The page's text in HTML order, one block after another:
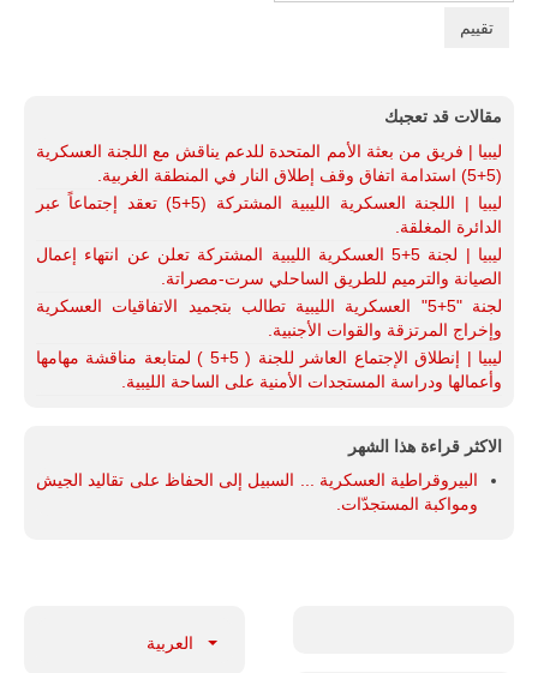
جديد لإمكانية
تقريب
المسافات بين
المؤسستين
شرق البلاد
وغربها، وسط
حضور دولي
تقوده الولايات
مباشرة مع
أطراف ليبية
مقالات قد تعجبك
ليبيا | فريق من بعثة الأمم المتحدة للدعم يناقش مع اللجنة العسكرية
(5+5) استدامة اتفاق وقف إطلاق النار في المنطقة الغربية.
ليبيا | اللجنة العسكرية الليبية المشتركة (5+5) تعقد إجتماعاً عبر
الدائرة المغلقة.
ليبيا | لجنة 5+5 العسكرية الليبية المشتركة تعلن عن انتهاء إعمال
الصيانة والترميم للطريق الساحلي سرت-مصراتة.
لجنة "5+5" العسكرية الليبية تطالب بتجميد الاتفاقيات العسكرية
وإخراج المرتزقة والقوات الأجنبية.
ليبيا | إنطلاق الإجتماع العاشر للجنة ( 5+5 ) لمتابعة مناقشة مهامها
وأعمالها ودراسة المستجدات الأمنية على الساحة الليبية.
الاكثر قراءة هذا الشهر
البيروقراطية العسكرية ... السبيل إلى الحفاظ على تقاليد الجيش
ومواكبة المستجدّات.
العربية